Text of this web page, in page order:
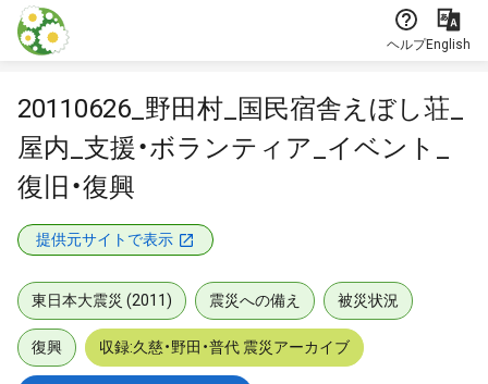
本文に飛ぶ
ヘルプEnglish
20110626_野田村_国民宿舎えぼし荘_
屋内_支援・ボランティア_イベント_
復旧・復興
提供元サイトで表示
東日本大震災 (2011) 震災への備え 被災状況
復興 収録:久慈・野田・普代 震災アーカイブ